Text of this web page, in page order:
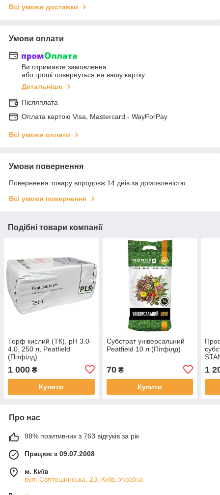
Всі умови доставки
Умови оплати
Ви отримаєте замовлення
або гроші повернуться на вашу картку
Детальніше
Післяплата
Оплата картою Visa, Mastercard - WayForPay
Всі умови оплати
Умови повернення
Повернення товару впродовж 14 днів за домовленістю
Всі умови повернення
Подібні товари компанії
Торф кислий (ТК), pH 3.0-
4.0, 250 л, Peatfield
(Пітфілд)
1 000 ₴
Купити
Субстрат універсальний
Peatfield 10 л (Пітфілд)
70₴
Купити
1
Про нас
98% позитивних з 763 відгуків за рік
Працює з 09.07.2008
м. Київ
вул. Святошинська, 23, Київ, Україна